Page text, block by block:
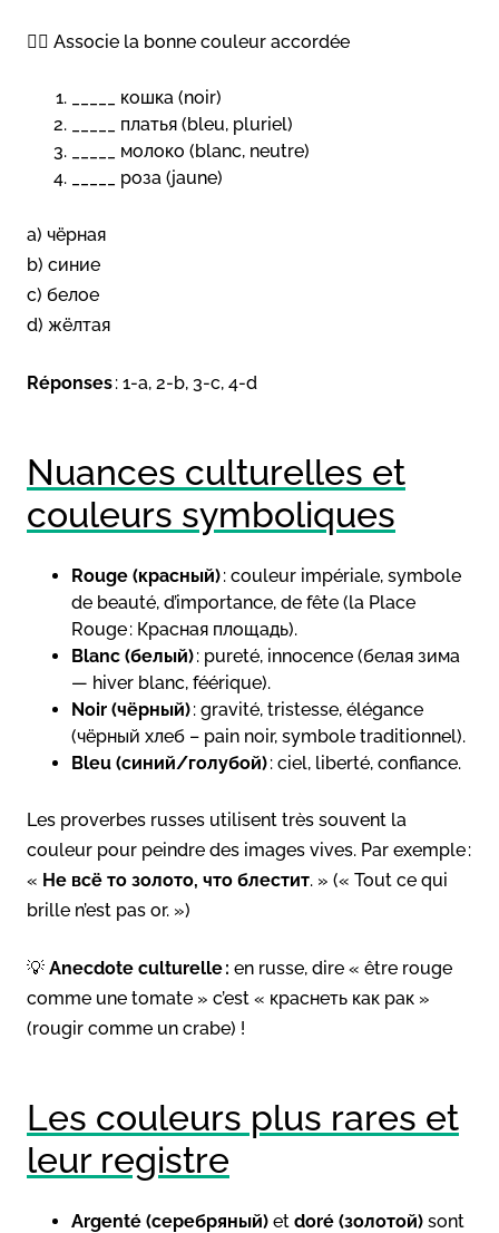
👉🏻 Associe la bonne couleur accordée
_____ кошка (noir)
_____ платья (bleu, pluriel)
_____ молоко (blanc, neutre)
_____ роза (jaune)
a) чёрная
b) синие
c) белое
d) жёлтая
Réponses: 1-a, 2-b, 3-c, 4-d
Nuances culturelles et
couleurs symboliques
Rouge (красный): couleur impériale, symbole
de beauté, d’importance, de fête (la Place
Rouge : Красная площадь).
Blanc (белый): pureté, innocence (белая зима
— hiver blanc, féérique).
Noir (чёрный): gravité, tristesse, élégance
(чёрный хлеб – pain noir, symbole traditionnel).
Bleu (синий/голубой): ciel, liberté, confiance.
Les proverbes russes utilisent très souvent la
couleur pour peindre des images vives. Par exemple :
« Не всё то золото, что блестит. » (« Tout ce qui
brille n’est pas or. »)
💡 Anecdote culturelle : en russe, dire « être rouge
comme une tomate » c’est « краснеть как рак »
(rougir comme un crabe) !
Les couleurs plus rares et
leur registre
Argenté (серебряный) et doré (золотой) sont